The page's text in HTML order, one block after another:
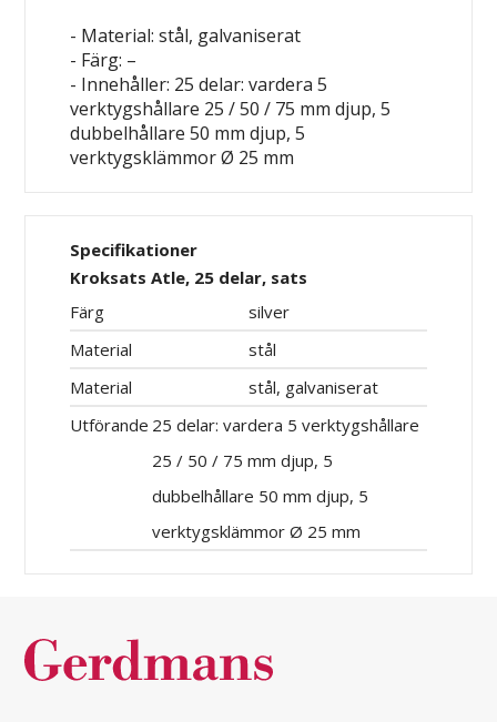
- Material: stål, galvaniserat
- Färg: –
- Innehåller: 25 delar: vardera 5
verktygshållare 25 / 50 / 75 mm djup, 5
dubbelhållare 50 mm djup, 5
verktygsklämmor Ø 25 mm
Specifikationer
Kroksats Atle, 25 delar, sats
Färg
silver
Material
stål
Material
stål, galvaniserat
Utförande 25 delar: vardera 5 verktygshållare
25 / 50 / 75 mm djup, 5
dubbelhållare 50 mm djup, 5
verktygsklämmor Ø 25 mm